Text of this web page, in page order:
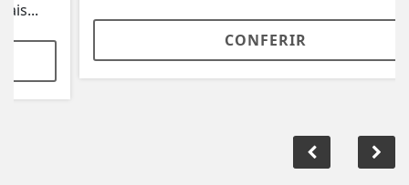
CONFERIR